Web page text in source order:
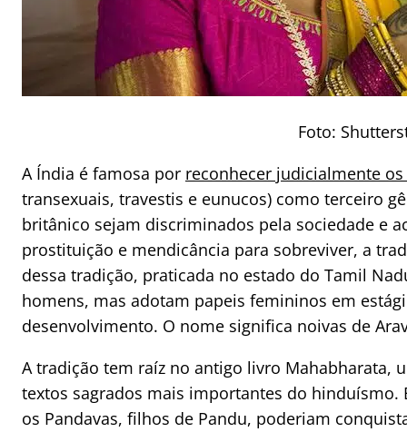
Foto:
A Índia é famosa por reconhecer judicialmente
transexuais, travestis e eunucos) como terceiro
britânico sejam discriminados pela sociedade e
prostituição e mendicância para sobreviver, a
dessa tradição, praticada no estado do Tamil
homens, mas adotam papeis femininos em
desenvolvimento. O nome significa noivas de
A tradição tem raíz no antigo livro Mahabharata,
textos sagrados mais importantes do hinduísmo.
os Pandavas, filhos de Pandu, poderiam